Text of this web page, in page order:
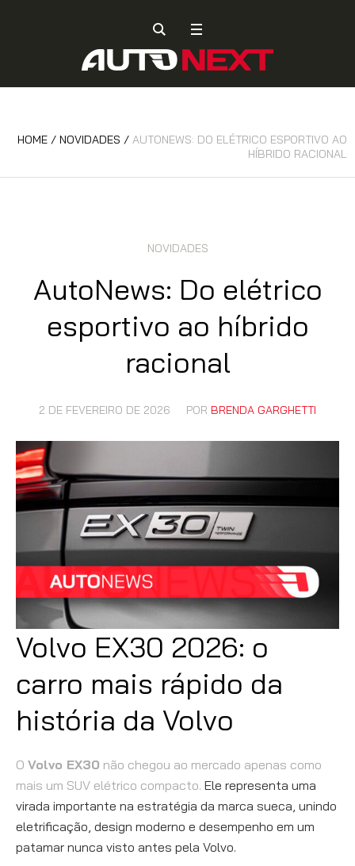
HOME / NOVIDADES / AUTONEWS: DO ELÉTRICO ESPORTIVO AO
HÍBRIDO RACIONAL
NOVIDADES
AutoNews: Do elétrico
esportivo ao híbrido
racional
2 DE FEVEREIRO DE 2026 POR BRENDA GARGHETTI
Volvo EX30 2026: o
carro mais rápido da
história da Volvo
O Volvo EX30 não chegou ao mercado apenas como
mais um SUV elétrico compacto. Ele representa uma
virada importante na estratégia da marca sueca, unindo
eletrificação, design moderno e desempenho em um
patamar nunca visto antes pela Volvo.